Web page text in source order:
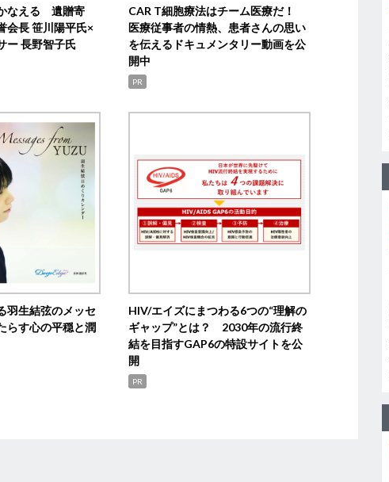
なえる 遺贈寄
長 笹川陽平氏×
ー 長野智子氏
CAR T細胞療法はチーム医療だ！
医療従事者の情熱、患者さんの思い
を伝えるドキュメンタリー動画を公
開中
PR
羽生結弦のメッセ
す心の平穏と潤
HIV/エイズにまつわる6つの“理解の
ギャップ”とは？ 2030年の流行終
結を目指すGAP6の特設サイトを公
開
PR